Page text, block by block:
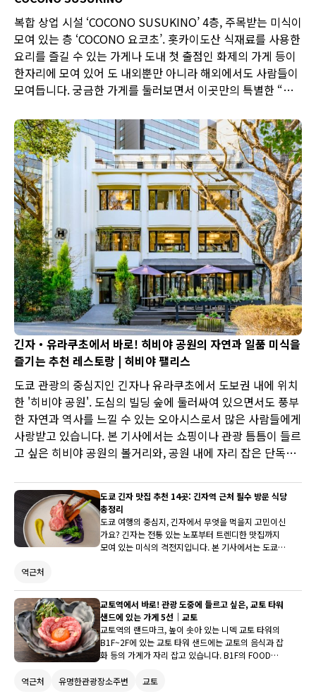
복합 상업 시설 ‘COCONO SUSUKINO’ 4층, 주목받는 미식이
모여 있는 층 ‘COCONO 요코초’. 홋카이도산 식재료를 사용한
요리를 즐길 수 있는 가게나 도내 첫 출점인 화제의 가게 등이
한자리에 모여 있어 도 내외뿐만 아니라 해외에서도 사람들이
모여듭니다. 궁금한 가게를 둘러보면서 이곳만의 특별한 “음
긴자・유라쿠초에서 바로! 히비야 공원의 자연과 일품 미식을
즐기는 추천 레스토랑 | 히비야 팰리스
도쿄 관광의 중심지인 긴자나 유라쿠초에서 도보권 내에 위치
한 '히비야 공원'. 도심의 빌딩 숲에 둘러싸여 있으면서도 풍부
한 자연과 역사를 느낄 수 있는 오아시스로서 많은 사람들에게
사랑받고 있습니다. 본 기사에서는 쇼핑이나 관광 틈틈이 들르
고 싶은 히비야 공원의 볼거리와, 공원 내에 자리 잡은 단독주
을 소개합니다.
도쿄 긴자 맛집 추천 14곳: 긴자역 근처 필수 방문 식당
총정리
도쿄 여행의 중심지, 긴자에서 무엇을 먹을지 고민이신
가요? 긴자는 전통 있는 노포부터 트렌디한 맛집까지
모여 있는 미식의 격전지입니다. 본 기사에서는 도쿄
리스트를 통해 실패 없는 완벽한 식사를 즐겨보세요.
긴자역 맛집을 찾는 분들께 최고의 가이드가 될 것입니
다.
역근처
교토역에서 바로! 관광 도중에 들르고 싶은, 교토 타워
샌드에 있는 가게 5선｜교토
교토역의 랜드마크, 높이 솟아 있는 니덱 교토 타워의
B1F~2F에 있는 교토 타워 샌드에는 교토의 음식과 잡
화 등의 가게가 자리 잡고 있습니다. B1F의 FOOD
빕니다. 관광 도중에 잠시 들러서 가볍게 교토의 맛을
역근처 유명한관광장소주변 교토